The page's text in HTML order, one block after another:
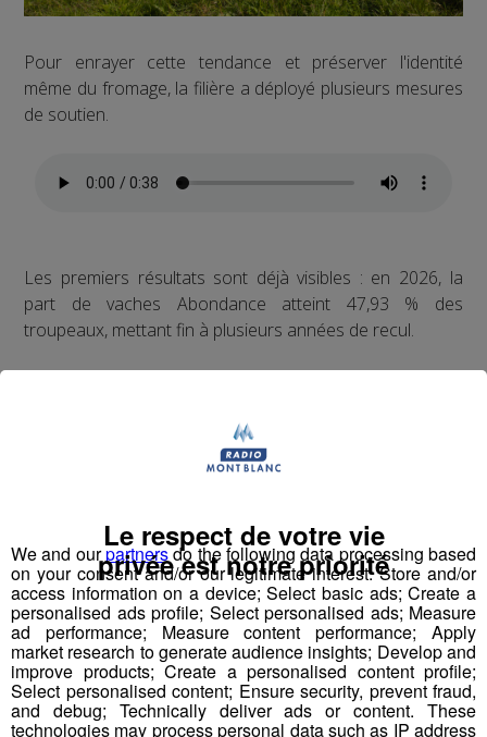
Pour enrayer cette tendance et préserver l'identité
même du fromage, la filière a déployé plusieurs mesures
de soutien.
Les premiers résultats sont déjà visibles : en 2026, la
part de vaches Abondance atteint 47,93 % des
troupeaux, mettant fin à plusieurs années de recul.
Partager sur Facebook
Partager sur Twitter
We and ourpartnersdo the following data processing based
on your consent and/or our legitimate interest: Store and/or
access information on a device; Select basic ads; Create a
personalised ads profile; Select personalised ads; Measure
ad performance; Measure content performance; Apply
market research to generate audience insights; Develop and
improve products; Create a personalised content profile;
Select personalised content; Ensure security, prevent fraud,
and debug; Technically deliver ads or content. These
technologies may process personal data such as IP address
Le respect de votre vie
privée est notre priorité